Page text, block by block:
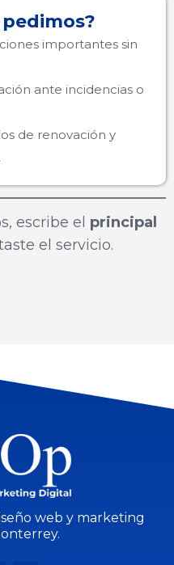
importantes sin
ante incidencias o
de renovación y
escribe el principal
el servicio.
web y marketing